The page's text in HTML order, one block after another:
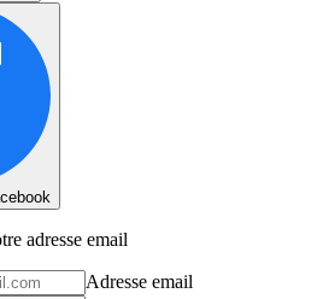
adresse email
Adresse email